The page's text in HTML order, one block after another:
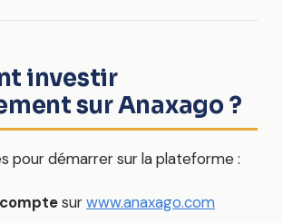
investir
sur Anaxago ?
pour démarrer sur la plateforme :
surwww.anaxago.com